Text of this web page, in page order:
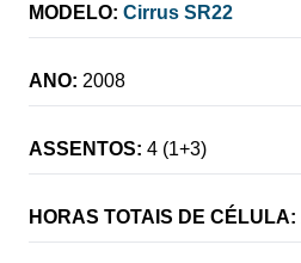
MODELO: Cirrus SR22
ANO: 2008
ASSENTOS: 4 (1+3)
HORAS TOTAIS DE CÉLULA: